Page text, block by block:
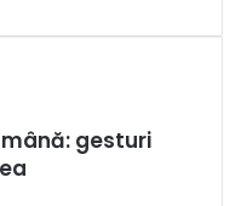
gesturi